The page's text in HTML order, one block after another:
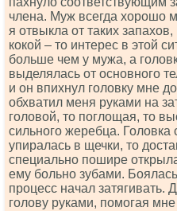
члена. Муж всегда хорошо
я отвыкла от таких
кокой – то интерес в этой
больше чем у мужа, а
выделялась от основного
и он впихнул головку мне
обхватил меня руками на
головой, то поглощая, то
сильного жеребца. Головка
упиралась в щечки, то
специально пошире
ему больно зубами.
процесс начал
голову руками, помогая